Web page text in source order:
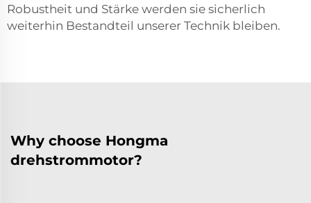
Robustheit und Stärke werden sie sicherlich
weiterhin Bestandteil unserer Technik bleiben.
Why choose Hongma
drehstrommotor?